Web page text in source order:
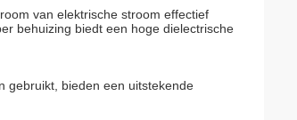
van elektrische stroom effectief
behuizing biedt een hoge dielectrische
gebruikt, bieden een uitstekende